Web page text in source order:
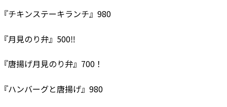
『チキンステーキランチ』980
『月見のり弁』500‼
『唐揚げ月見のり弁』700！
『ハンバーグと唐揚げ』980